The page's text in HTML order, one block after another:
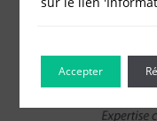
Accepter